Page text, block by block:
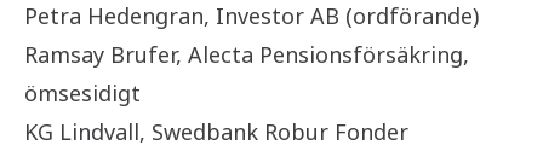
Petra Hedengran, Investor AB (ordförande)
Ramsay Brufer, Alecta Pensionsförsäkring,
ömsesidigt
KG Lindvall, Swedbank Robur Fonder